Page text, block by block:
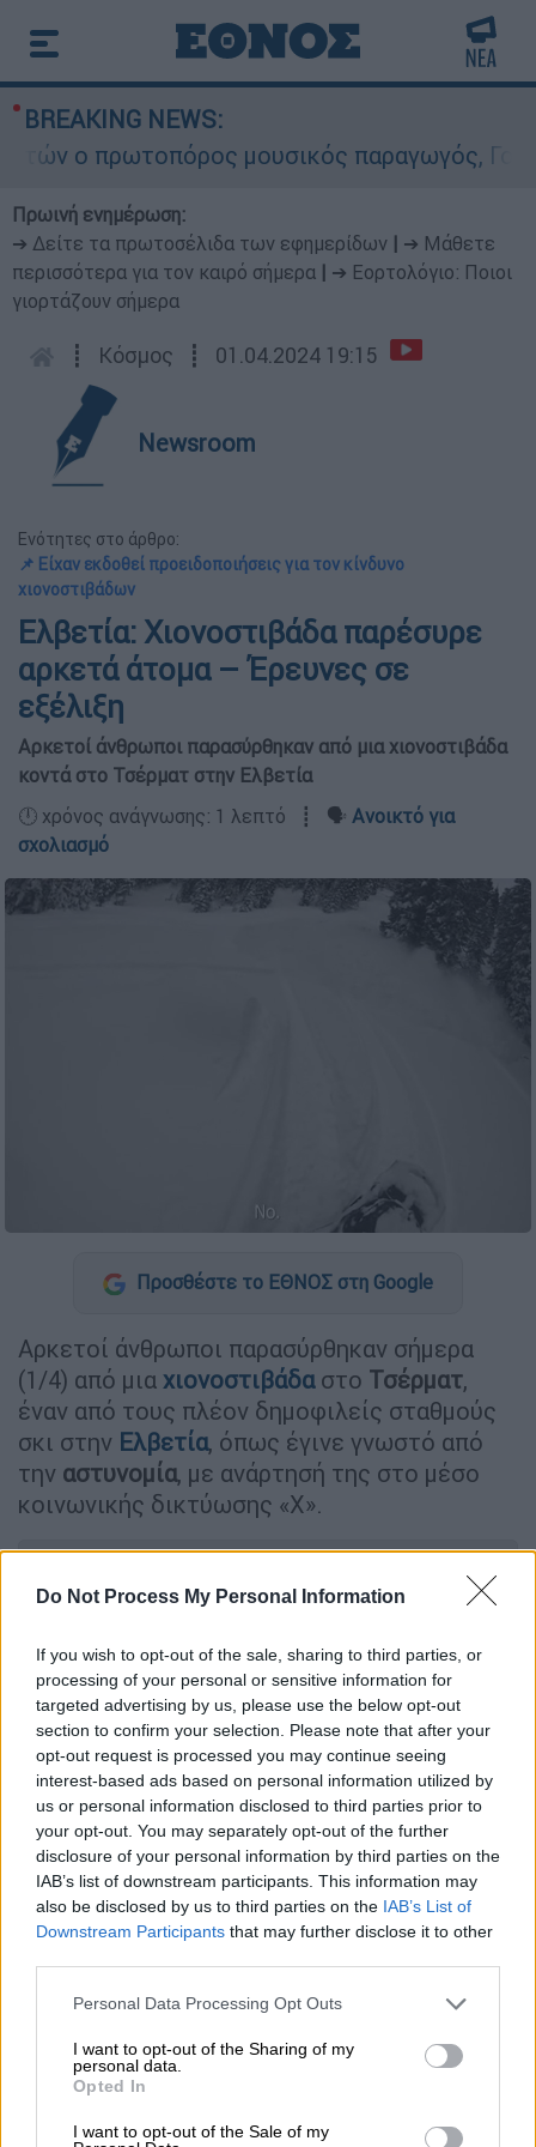
Do Not Process My Personal Information
If you wish to opt-out of the sale, sharing to third parties, or
processing of your personal or sensitive information for
targeted advertising by us, please use the below opt-out
section to confirm your selection. Please note that after your
opt-out request is processed you may continue seeing
interest-based ads based on personal information utilized by
us or personal information disclosed to third parties prior to
your opt-out. You may separately opt-out of the further
disclosure of your personal information by third parties on the
IAB’s list of downstream participants. This information may
also be disclosed by us to third parties on the IAB’s List of
Downstream Participants that may further disclose it to other
Please note that this website/app uses one or more Google
not limited to your visit or usage behaviour. You may click to
grant or deny consent to Google and its third-party tags to
use your data for below specified purposes in below Google
consent section.
Personal Data Processing Opt Outs
I want to opt-out of the Sharing of my
personal data.
Opted In
I want to opt-out of the Sale of my
BREAKING NEWS:
ο πρωτοπόρος μουσικός παραγωγός,
Πρωινή ενημέρωση:
➔ Δείτε τα πρωτοσέλιδα των εφημερίδων
➔ Μάθετε
περισσότερα για τον καιρό σήμερα
➔ Εορτολόγιο: Ποιοι
γιορτάζουν σήμερα
┋ Κόσμος ┋ 01.04.2024 19:15
Newsroom
Ενότητες στο άρθρο:
📌 Είχαν εκδοθεί προειδοποιήσεις για τον κίνδυνο
χιονοστιβάδων
Ελβετία: Χιονοστιβάδα παρέσυρε
αρκετά άτομα – Έρευνες σε
εξέλιξη
Αρκετοί άνθρωποι παρασύρθηκαν από μια χιονοστιβάδα
κοντά στο Τσέρματ στην Ελβετία
🕛 χρόνος ανάγνωσης: 1 λεπτό ┋ 🗣️ Ανοικτό για
σχολιασμό
Προσθέστε το ΕΘΝΟΣ στη Google
Αρκετοί άνθρωποι παρασύρθηκαν σήμερα
(1/4) από μια χιονοστιβάδα στο Τσέρματ,
έναν από τους πλέον δημοφιλείς σταθμούς
σκι στην Ελβετία, όπως έγινε γνωστό από
την αστυνομία, με ανάρτησή της στο μέσο
κοινωνικής δικτύωσης «Χ».
Μπορεί να ανακάμψει ο Ερντογάν
μετά την πανωλεθρία στις δημοτικές
εκλογές; Τι καθόρισε το αποτέλεσμα
«Λίγο μετά τις 14.00, σήμερα 1/4/2024, μια
χιονοστιβάδα σημειώθηκε στον τομέα εκτός
πίστας στοΡίφελμπεργκ (Τσερμάτ).
Παρασύρθηκαν αρκετοί άνθρωποι. Έρευνες
βρίσκονται σε εξέλιξη. Θα ακολουθήσουν
πληροφορίες», έγραψε η αστυνομία.
❗🌊🇨🇭 - Deadly Avalanche Strikes
Swiss Village of Zermatt: